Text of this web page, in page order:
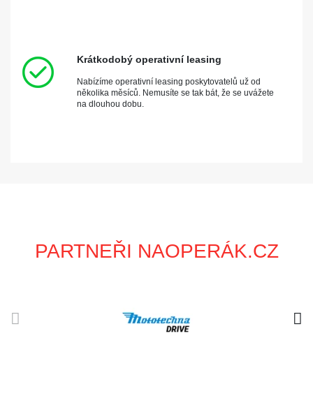
Krátkodobý operativní leasing
Nabízíme operativní leasing poskytovatelů už od
několika měsíců. Nemusíte se tak bát, že se uvážete
na dlouhou dobu.
PARTNEŘI NAOPERÁK.CZ